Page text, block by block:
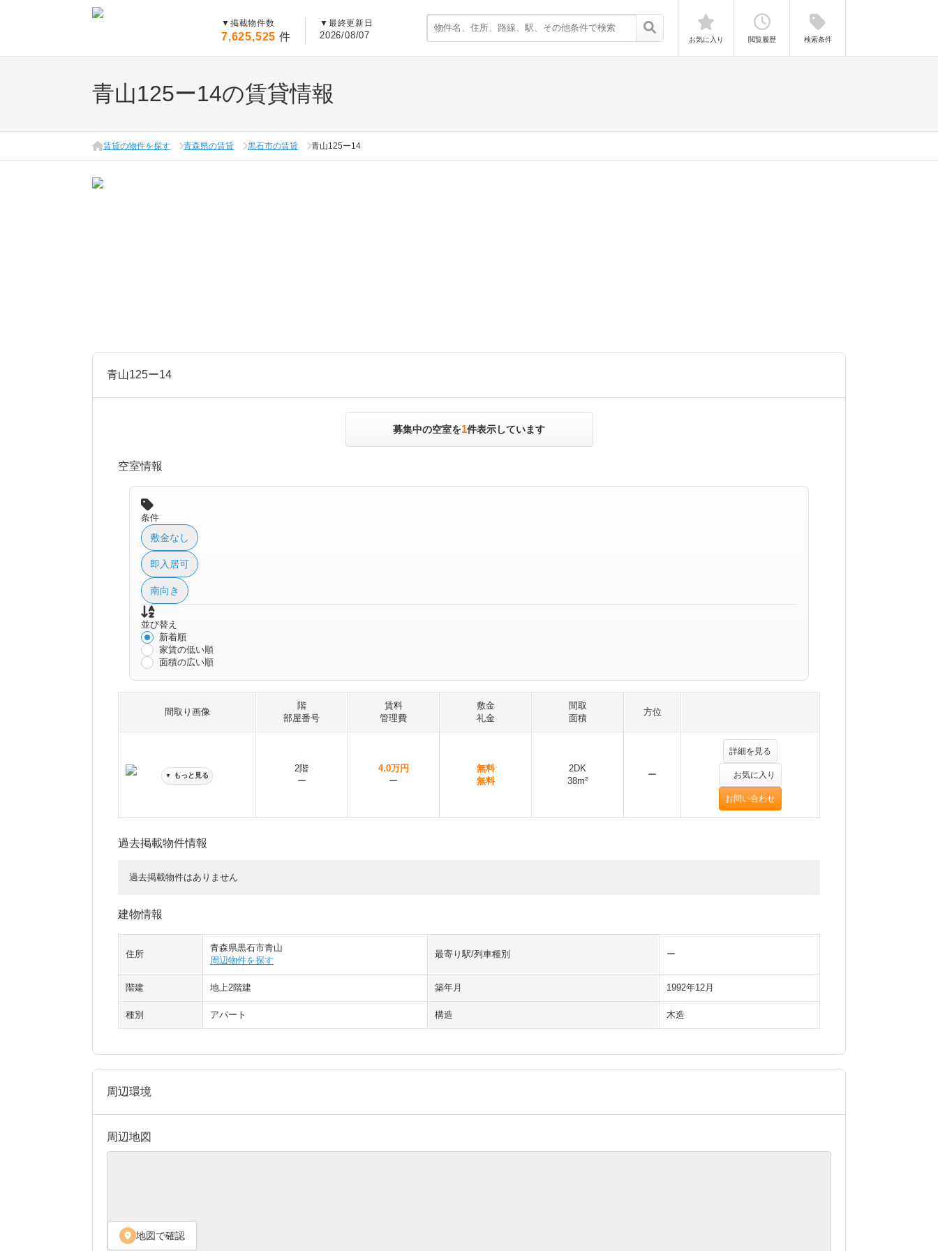
▼ 掲載物件数
7,625,525 件
▼ 最終更新日
2026/08/07 お気に入り 閲覧履歴 検索条件
青山125ー14の賃貸情報
賃貸の物件を探す 青森県の賃貸 黒石市の賃貸 青山125ー14
青山125ー14
募集中の空室を1件表示しています
空室情報
条件
敷金なし
即入居可
南向き
並び替え
新着順
家賃の低い順
面積の広い順
間取り画像
階
部屋番号
賃料
管理費
敷金
礼金
間取
面積
方位
▼ もっと見る
2階
ー
4.0万円
ー
無料
無料
2DK
38m²
ー
詳細を見る
お気に入り
お問い合わせ
過去掲載物件情報
過去掲載物件はありません
建物情報
住所
青森県黒石市青山
周辺物件を探す
最寄り駅/列車種別 ー
階建 地上2階建 築年月 1992年12月
種別 アパート 構造 木造
周辺環境
周辺地図
location_on 地図で確認